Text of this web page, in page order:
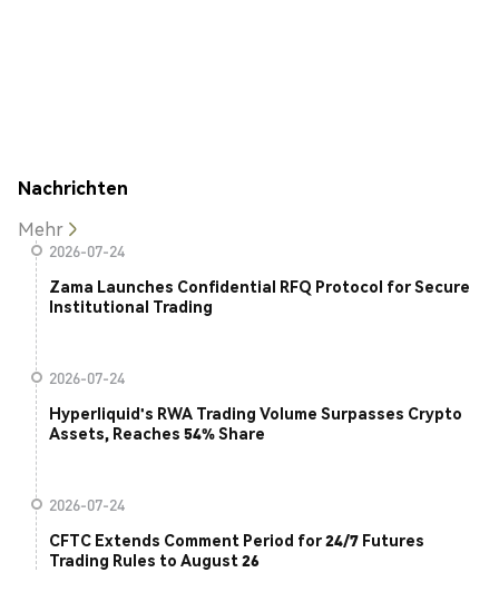
Nachrichten
Mehr
2026-07-24
Zama Launches Confidential RFQ Protocol for Secure
Institutional Trading
2026-07-24
Hyperliquid's RWA Trading Volume Surpasses Crypto
Assets, Reaches 54% Share
2026-07-24
CFTC Extends Comment Period for 24/7 Futures
Trading Rules to August 26